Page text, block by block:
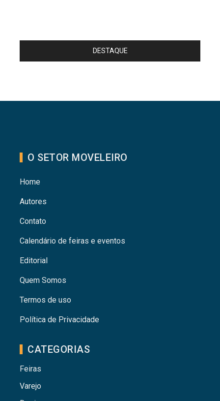
DESTAQUE
O SETOR MOVELEIRO
Home
Autores
Contato
Calendário de feiras e eventos
Editorial
Quem Somos
Termos de uso
Política de Privacidade
CATEGORIAS
Feiras
Varejo